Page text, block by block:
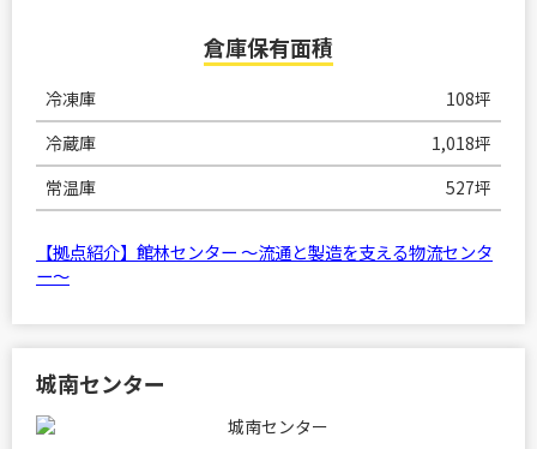
倉庫保有面積
冷凍庫
108坪
冷蔵庫
1,018坪
常温庫
527坪
【拠点紹介】館林センター ～流通と製造を支える物流センタ
ー～
城南センター